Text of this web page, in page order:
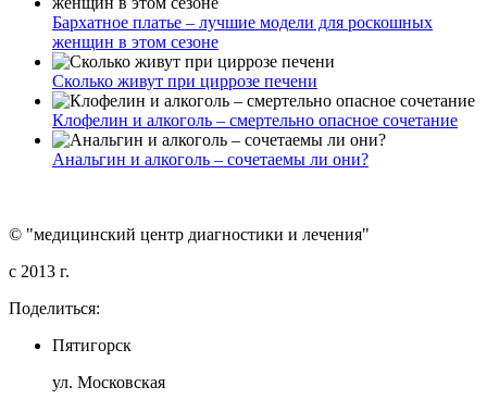
Бархатное платье – лучшие модели для роскошных
женщин в этом сезоне
Сколько живут при циррозе печени
Клофелин и алкоголь – смертельно опасное сочетание
Анальгин и алкоголь – сочетаемы ли они?
© "медицинский центр диагностики и лечения"
c 2013 г.
Поделиться:
Пятигорск
ул. Московская